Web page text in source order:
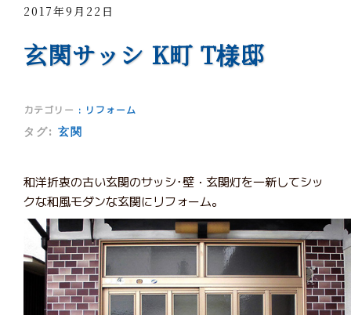
2017年9月22日
玄関サッシ K町 T様邸
カテゴリー : リフォーム
タグ: 玄関
和洋折衷の古い玄関のサッシ･壁・玄関灯を一新してシッ
クな和風モダンな玄関にリフォーム。